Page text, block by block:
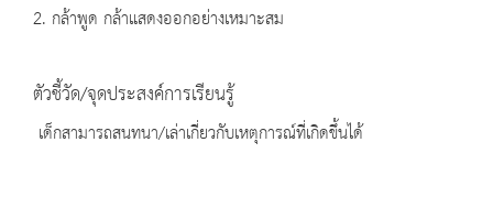
2. กล้าพูด กล้าแสดงออกอย่างเหมาะสม
ตัวชี้วัด/จุดประสงค์การเรียนรู้
เด็กสามารถสนทนา/เล่าเกี่ยวกับเหตุการณ์ที่เกิดขึ้นได้